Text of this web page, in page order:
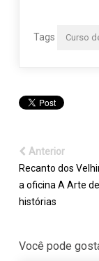
Tags Curso
Anterior
Recanto dos
a oficina A Arte
histórias
Você pode